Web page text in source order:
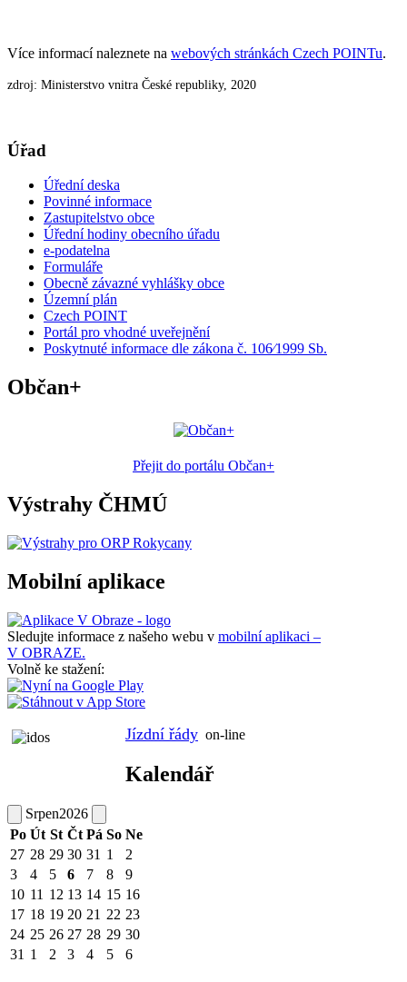
Více informací naleznete na webových stránkách Czech POINTu.
zdroj: Ministerstvo vnitra České republiky, 2020
Úřad
Úřední deska
Povinné informace
Zastupitelstvo obce
Úřední hodiny obecního úřadu
e-podatelna
Formuláře
Obecně závazné vyhlášky obce
Územní plán
Czech POINT
Portál pro vhodné uveřejnění
Poskytnuté informace dle zákona č. 106⁄1999 Sb.
Občan+
Přejit do portálu Občan+
Výstrahy ČHMÚ
Mobilní aplikace
Sledujte informace z našeho webu v mobilní aplikaci –
V OBRAZE.
Volně ke stažení:
Jízdní řády on-line
Kalendář
Srpen2026
Po Út St Čt Pá So Ne
27 28 29 30 31 1
2
3
4 5 6 7 8
9
10 11 12 13 14 15 16
17 18 19 20 21 22 23
24 25 26 27 28 29 30
31 1 2 3 4 5 6